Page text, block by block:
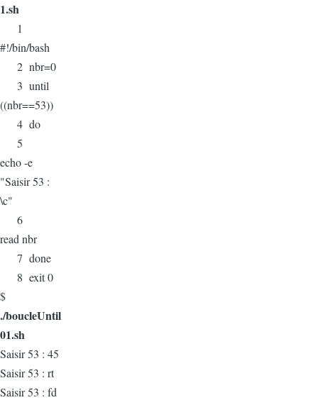
1.sh
1
#!/bin/bash
2 nbr=0
3 until
((nbr==53))
4 do
5
echo -e
"Saisir 53 :
\c"
6
read nbr
7 done
8 exit 0
$
./boucleUntil
01.sh
Saisir 53 : 45
Saisir 53 : rt
Saisir 53 : fd